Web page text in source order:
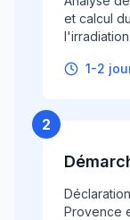
et calcul
1-2
2
Provence